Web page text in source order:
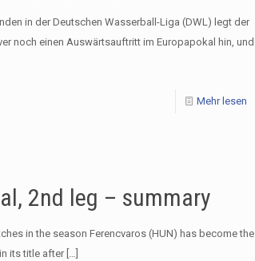
in der Deutschen Wasserball-Liga (DWL) legt der
noch einen Auswärtsauftritt im Europapokal hin, und
Mehr lesen
2nd leg – summary
in the season Ferencvaros (HUN) has become the
its title after[…]